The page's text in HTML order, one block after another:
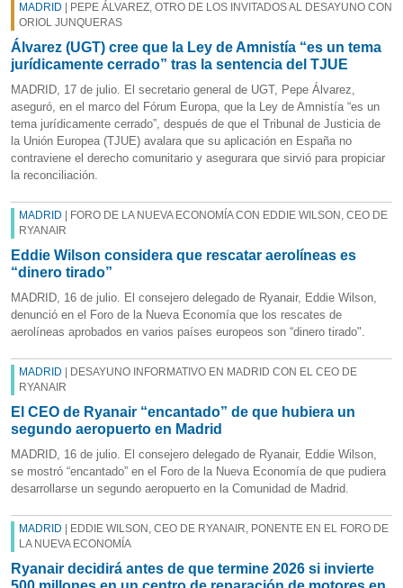
MADRID | PEPE ÁLVAREZ, OTRO DE LOS INVITADOS AL DESAYUNO CON
ORIOL JUNQUERAS
Álvarez (UGT) cree que la Ley de Amnistía “es un tema
jurídicamente cerrado” tras la sentencia del TJUE
MADRID, 17 de julio. El secretario general de UGT, Pepe Álvarez,
aseguró, en el marco del Fórum Europa, que la Ley de Amnistía “es un
tema jurídicamente cerrado”, después de que el Tribunal de Justicia de
la Unión Europea (TJUE) avalara que su aplicación en España no
contraviene el derecho comunitario y asegurara que sirvió para propiciar
la reconciliación.
MADRID | FORO DE LA NUEVA ECONOMÍA CON EDDIE WILSON, CEO DE
RYANAIR
Eddie Wilson considera que rescatar aerolíneas es
“dinero tirado”
MADRID, 16 de julio. El consejero delegado de Ryanair, Eddie Wilson,
denunció en el Foro de la Nueva Economía que los rescates de
aerolíneas aprobados en varios países europeos son “dinero tirado".
MADRID | DESAYUNO INFORMATIVO EN MADRID CON EL CEO DE
RYANAIR
El CEO de Ryanair “encantado” de que hubiera un
segundo aeropuerto en Madrid
MADRID, 16 de julio. El consejero delegado de Ryanair, Eddie Wilson,
se mostró “encantado” en el Foro de la Nueva Economía de que pudiera
desarrollarse un segundo aeropuerto en la Comunidad de Madrid.
MADRID | EDDIE WILSON, CEO DE RYANAIR, PONENTE EN EL FORO DE
LA NUEVA ECONOMÍA
Ryanair decidirá antes de que termine 2026 si invierte